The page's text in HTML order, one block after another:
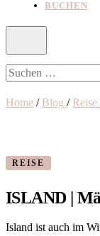
BUCHEN
Suchen
nach:
Home / Blog / Reise
REISE
ISLAND |
Island ist auch im